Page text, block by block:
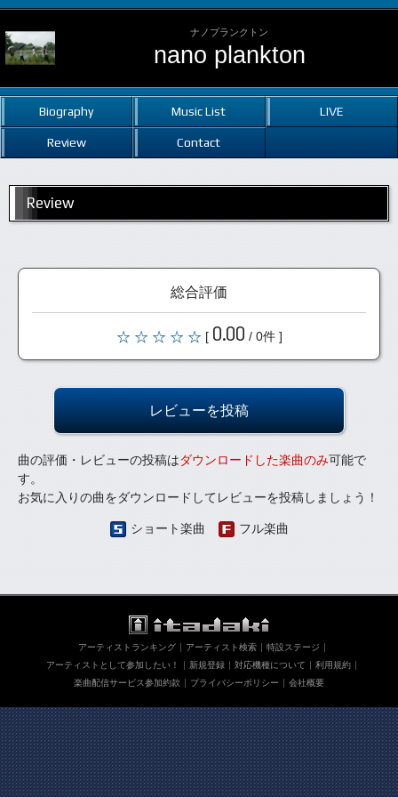
ナノプランクトン
nano plankton
Biography Music List LIVE
Review Contact
Review
総合評価
[ 0.00 / 0件 ]
レビューを投稿
曲の評価・レビューの投稿はダウンロードした楽曲のみ可能で
す。
お気に入りの曲をダウンロードしてレビューを投稿しましょう！
ショート楽曲 フル楽曲
アーティストランキング アーティスト検索
特設ステージ
アーティストとして参加したい！
新規登録 対応機種について
利用規約
楽曲配信サービス参加約款
プライバシーポリシー 会社概要